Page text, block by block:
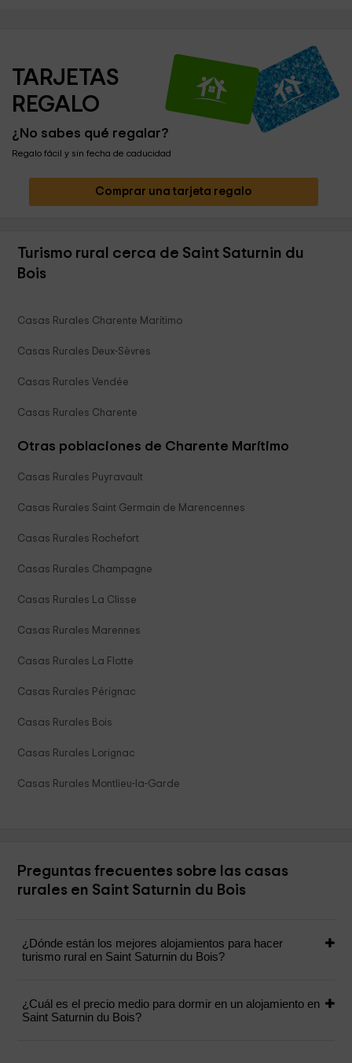
TARJETAS
REGALO
¿No sabes qué regalar?
Regalo fácil y sin fecha de caducidad
Comprar una tarjeta regalo
Turismo rural cerca de Saint Saturnin du
Bois
Casas Rurales Charente Marítimo
Casas Rurales Deux-Sèvres
Casas Rurales Vendée
Casas Rurales Charente
Otras poblaciones de Charente Marítimo
Casas Rurales Puyravault
Casas Rurales Saint Germain de Marencennes
Casas Rurales Rochefort
Casas Rurales Champagne
Casas Rurales La Clisse
Casas Rurales Marennes
Casas Rurales La Flotte
Casas Rurales Pérignac
Casas Rurales Bois
Casas Rurales Lorignac
Casas Rurales Montlieu-la-Garde
Preguntas frecuentes sobre las casas
rurales en Saint Saturnin du Bois
¿Dónde están los mejores alojamientos para hacer
turismo rural en Saint Saturnin du Bois?
¿Cuál es el precio medio para dormir en un alojamiento en
Saint Saturnin du Bois?